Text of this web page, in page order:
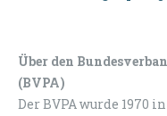
Über den
(BVPA)
Der BVPA wurde 1970